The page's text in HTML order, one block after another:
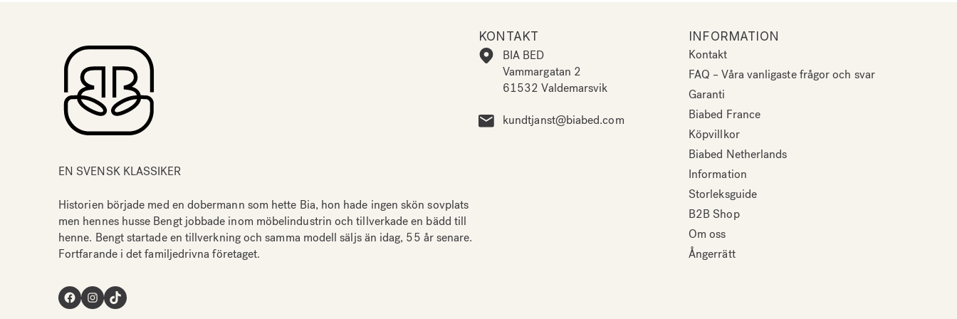
EN SVENSK KLASSIKER
Historien började med en dobermann som hette Bia, hon hade ingen skön sovplats
men hennes husse Bengt jobbade inom möbelindustrin och tillverkade en bädd till
henne. Bengt startade en tillverkning och samma modell säljs än idag, 55 år senare.
Fortfarande i det familjedrivna företaget.
Facebook Instagram TikTok
KONTAKT
BIA BED
Vammargatan 2
61532 Valdemarsvik
kundtjanst@biabed.com
INFORMATION
Kontakt
FAQ – Våra vanligaste frågor och svar
Garanti
Biabed France
Köpvillkor
Biabed Netherlands
Information
Storleksguide
B2B Shop
Om oss
Ångerrätt